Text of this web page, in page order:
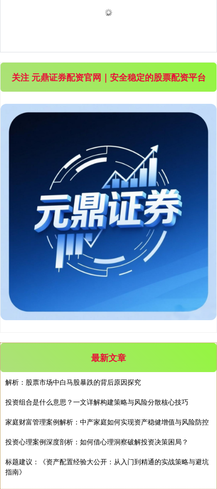
关注 元鼎证券配资官网｜安全稳定的股票配资平台
最新文章
解析：股票市场中白马股暴跌的背后原因探究
投资组合是什么意思？一文详解构建策略与风险分散核心技巧
家庭财富管理案例解析：中产家庭如何实现资产稳健增值与风险防控
投资心理案例深度剖析：如何借心理洞察破解投资决策困局？
标题建议：《资产配置经验大公开：从入门到精通的实战策略与避坑
指南》